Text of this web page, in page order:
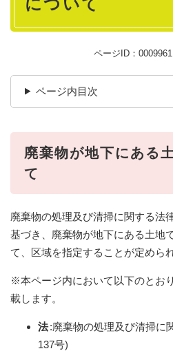
について
ページID：0009961
ページ内目次
廃棄物が地下にある
て
廃棄物の処理及び清掃に関する法
基づき、廃棄物が地下にある土地
て、区域を指定することが定めら
※本ページ内において以下のとお
載します。
法:廃棄物の処理及び清掃に
137号)